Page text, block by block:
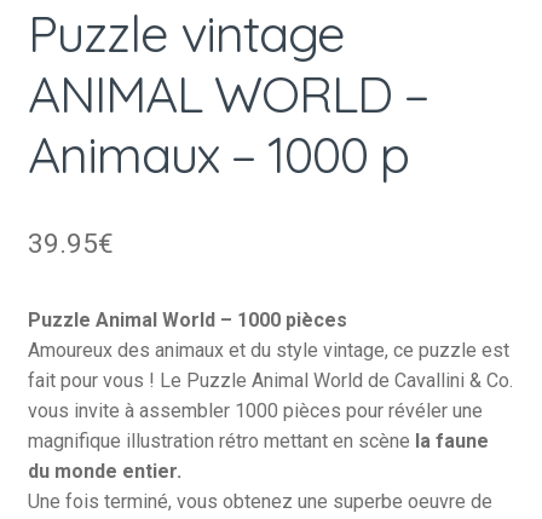
Puzzle vintage
ANIMAL WORLD –
Animaux – 1000 p
39.95€
Puzzle Animal World – 1000 pièces
Amoureux des animaux et du style vintage, ce puzzle est
fait pour vous ! Le Puzzle Animal World de Cavallini & Co.
vous invite à assembler 1000 pièces pour révéler une
magnifique illustration rétro mettant en scène la faune
du monde entier.
Une fois terminé, vous obtenez une superbe oeuvre de